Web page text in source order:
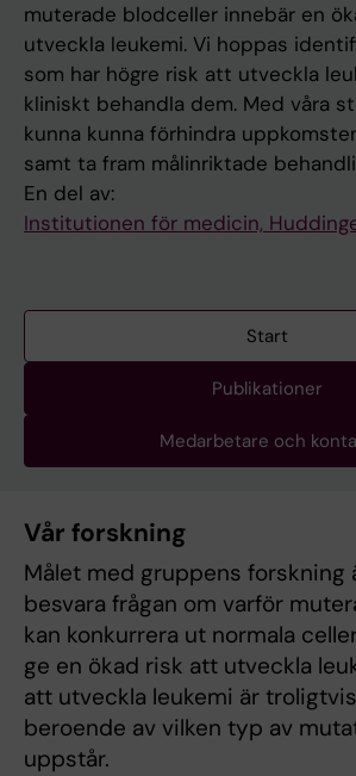
muterade blodceller innebär en
utveckla leukemi. Vi hoppas
som har högre risk att utveckla
kliniskt behandla dem. Med våra
kunna kunna förhindra
samt ta fram målinriktade
En del av:
Institutionen för medicin,
Start
Publikationer
Medarbetare och
Vår forskning
Målet med gruppens forskning
besvara frågan om varför
kan konkurrera ut normala
ge en ökad risk att utveckla
att utveckla leukemi är
beroende av vilken typ av
uppstår.